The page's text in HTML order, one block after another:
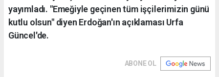
yayımladı. "Emeğiyle geçinen tüm işçilerimizin günü
kutlu olsun" diyen Erdoğan'ın açıklaması Urfa
Güncel'de.
ABONE OL